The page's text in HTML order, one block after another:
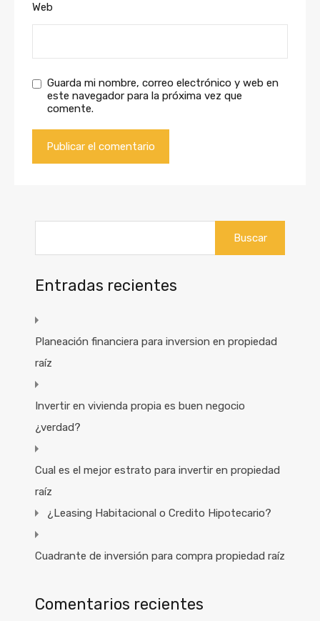
Web
Guarda mi nombre, correo electrónico y web en
este navegador para la próxima vez que
comente.
Entradas recientes
Planeación financiera para inversion en propiedad
raíz
Invertir en vivienda propia es buen negocio
¿verdad?
Cual es el mejor estrato para invertir en propiedad
raíz
¿Leasing Habitacional o Credito Hipotecario?
Cuadrante de inversión para compra propiedad raíz
Comentarios recientes